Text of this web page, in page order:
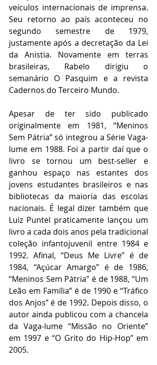
veículos internacionais de imprensa.
Seu retorno ao país aconteceu no
segundo semestre de 1979,
justamente após a decretação da Lei
da Anistia. Novamente em terras
brasileiras, Rabelo dirigiu o
semanário O Pasquim e a revista
Cadernos do Terceiro Mundo.
Apesar de ter sido publicado
originalmente em 1981, “Meninos
Sem Pátria” só integrou a Série Vaga-
lume em 1988. Foi a partir daí que o
livro se tornou um best-seller e
ganhou espaço nas estantes dos
jovens estudantes brasileiros e nas
bibliotecas da maioria das escolas
nacionais. É legal dizer também que
Luiz Puntel praticamente lançou um
livro a cada dois anos pela tradicional
coleção infantojuvenil entre 1984 e
1992. Afinal, “Deus Me Livre” é de
1984, “Açúcar Amargo” é de 1986,
“Meninos Sem Pátria” é de 1988, “Um
Leão em Família” é de 1990 e “Tráfico
dos Anjos” é de 1992. Depois disso, o
autor ainda publicou com a chancela
da Vaga-lume “Missão no Oriente”
em 1997 e “O Grito do Hip-Hop” em
2005.